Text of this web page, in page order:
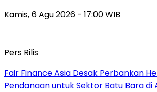
Kamis, 6 Agu 2026 - 17:00 WIB
Pers Rilis
Fair Finance Asia Desak Perbankan
Pendanaan untuk Sektor Batu Bara di